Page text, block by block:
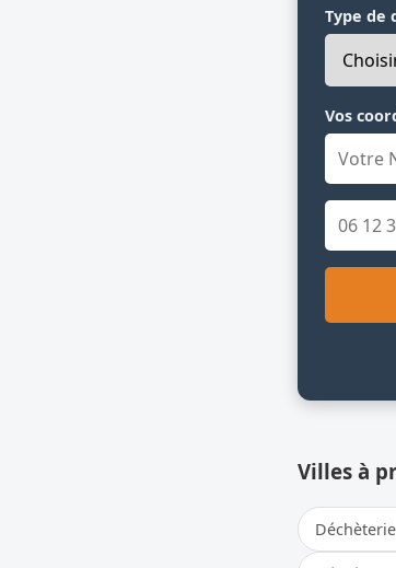
Type de
Vos
Villes à